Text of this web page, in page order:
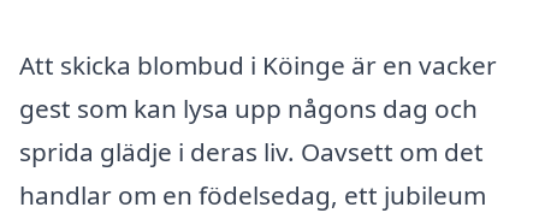
Att skicka blombud i Köinge är en vacker
gest som kan lysa upp någons dag och
sprida glädje i deras liv. Oavsett om det
handlar om en födelsedag, ett jubileum